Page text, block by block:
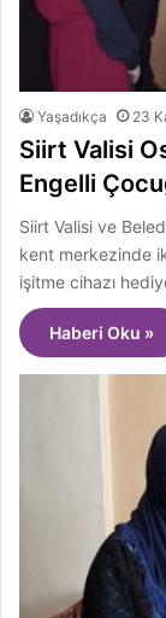
Yaşadıkça 23
Siirt Valisi
Engelli
Siirt Valisi ve
kent merkezinde
işitme cihazı
Haberi Oku »